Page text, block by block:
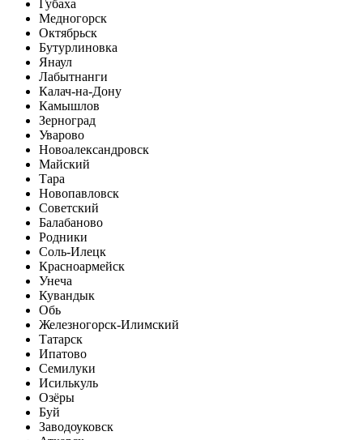
Губаха
Медногорск
Октябрьск
Бутурлиновка
Янаул
Лабытнанги
Калач-на-Дону
Камышлов
Зерноград
Уварово
Новоалександровск
Майский
Тара
Новопавловск
Советский
Балабаново
Родники
Соль-Илецк
Красноармейск
Унеча
Кувандык
Обь
Железногорск-Илимский
Татарск
Ипатово
Семилуки
Исилькуль
Озёры
Буй
Заводоуковск